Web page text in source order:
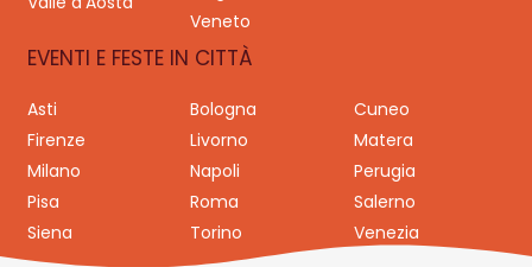
Veneto
EVENTI E FESTE IN CITTÀ
Asti Bologna
Cuneo
Firenze
Livorno
Matera
Milano
Napoli
Perugia
Pisa
Roma
Salerno
Siena
Torino Venezia